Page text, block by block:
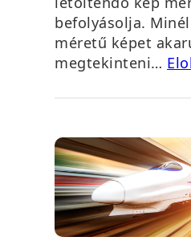
befolyásolja.
méretű képet
megtekinteni…